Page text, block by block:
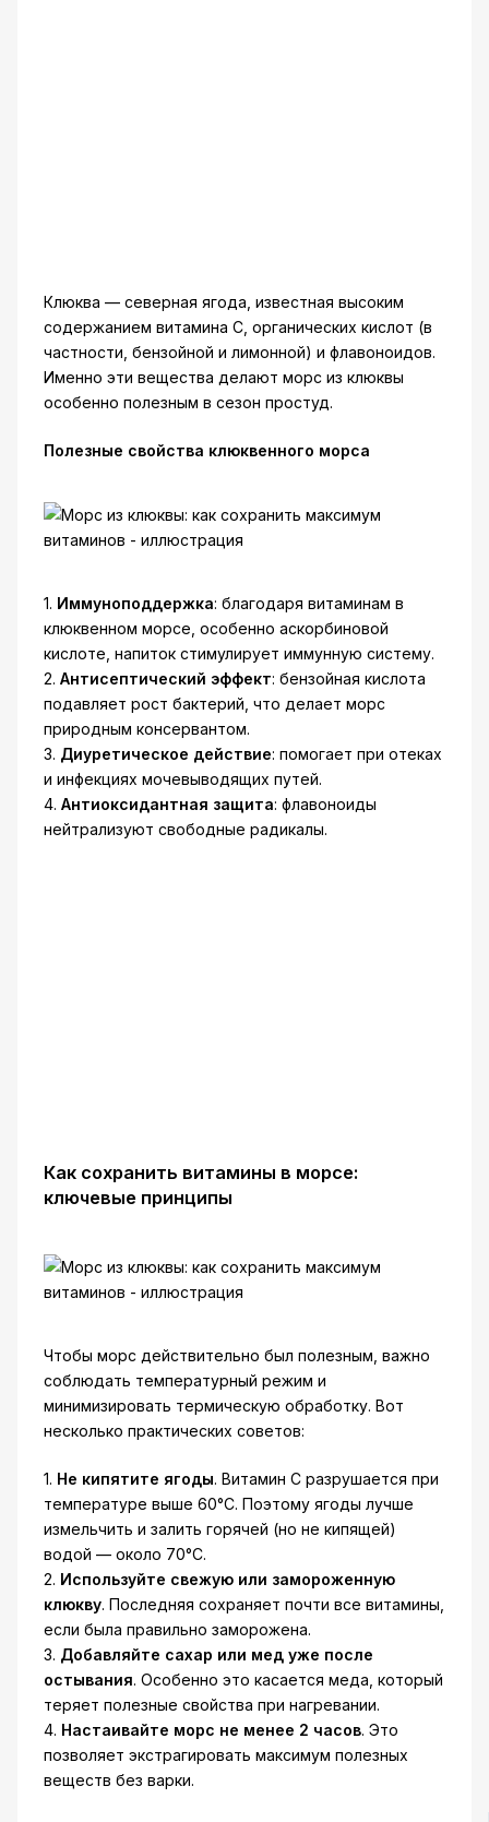
Клюква — северная ягода, известная высоким
содержанием витамина C, органических кислот (в
частности, бензойной и лимонной) и флавоноидов.
Именно эти вещества делают морс из клюквы
особенно полезным в сезон простуд.
Полезные свойства клюквенного морса
1. Иммуноподдержка: благодаря витаминам в
клюквенном морсе, особенно аскорбиновой
кислоте, напиток стимулирует иммунную систему.
2. Антисептический эффект: бензойная кислота
подавляет рост бактерий, что делает морс
природным консервантом.
3. Диуретическое действие: помогает при отеках
и инфекциях мочевыводящих путей.
4. Антиоксидантная защита: флавоноиды
нейтрализуют свободные радикалы.
Как сохранить витамины в морсе:
ключевые принципы
Чтобы морс действительно был полезным, важно
соблюдать температурный режим и
минимизировать термическую обработку. Вот
несколько практических советов:
1. Не кипятите ягоды. Витамин C разрушается при
температуре выше 60°C. Поэтому ягоды лучше
измельчить и залить горячей (но не кипящей)
водой — около 70°C.
2. Используйте свежую или замороженную
клюкву. Последняя сохраняет почти все витамины,
если была правильно заморожена.
3. Добавляйте сахар или мед уже после
остывания. Особенно это касается меда, который
теряет полезные свойства при нагревании.
4. Настаивайте морс не менее 2 часов. Это
позволяет экстрагировать максимум полезных
веществ без варки.